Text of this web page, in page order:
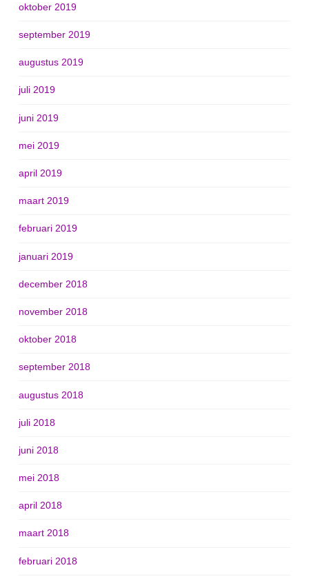
oktober 2019
september 2019
augustus 2019
juli 2019
juni 2019
mei 2019
april 2019
maart 2019
februari 2019
januari 2019
december 2018
november 2018
oktober 2018
september 2018
augustus 2018
juli 2018
juni 2018
mei 2018
april 2018
maart 2018
februari 2018